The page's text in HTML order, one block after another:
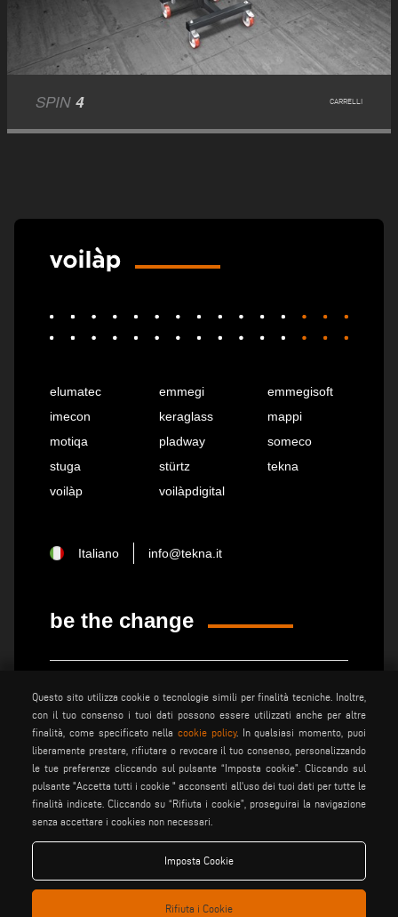
SPIN 4 CARRELLI
elumatec emmegi
emmegisoft
imecon
keraglass
mappi
motiqa
pladway
someco
stuga
stürtz
tekna
voilàp
voilàpdigital
Italiano info@tekna.it
be the change
condizioni generali di vendita
condizioni generali di
impostazione cookies
Voilàp S.p.a. - Via Archimede, 10 - 41019 Soliera (MO) - ITALY
- C.F - P.IVA 02057270361
Questo sito utilizza cookie o tecnologie simili per finalità tecniche. Inoltre,
con il tuo consenso i tuoi dati possono essere utilizzati anche per altre
finalità, come specificato nellacookie policy. In qualsiasi momento, puoi
liberamente prestare, rifiutare o revocare il tuo consenso, personalizzando
le tue preferenze cliccando sul pulsante “Imposta cookie”. Cliccando sul
pulsante "Accetta tutti i cookie " acconsenti all'uso dei tuoi dati per tutte le
finalità indicate. Cliccando su “Rifiuta i cookie”, proseguirai la navigazione
senza accettare i cookies non necessari.
Imposta Cookie
Rifiuta i Cookie